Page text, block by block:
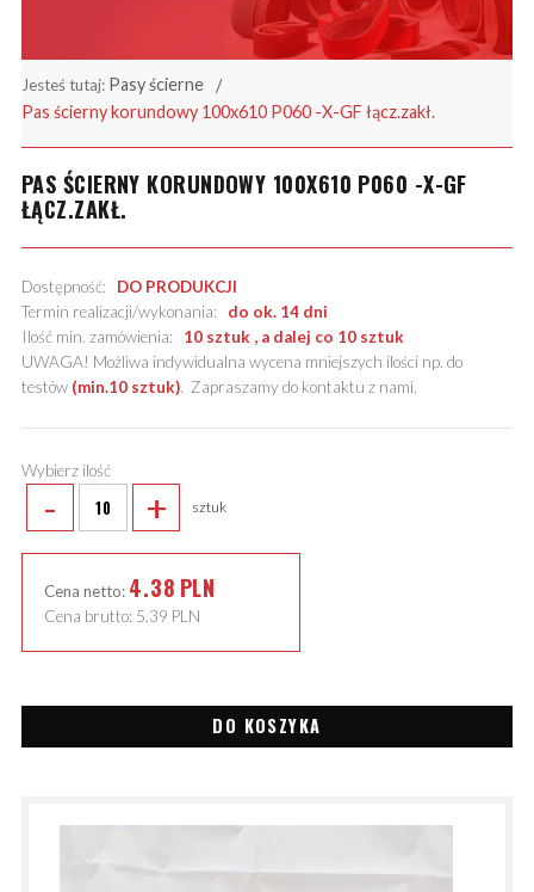
Jesteś tutaj: Pasy ścierne
Pas ścierny korundowy 100x610 P060 -X-GF łącz.zakł.
PAS ŚCIERNY KORUNDOWY 100X610 P060 -X-GF
ŁĄCZ.ZAKŁ.
Dostępność: DO PRODUKCJI
Termin realizacji/wykonania: do ok. 14 dni
Ilość min. zamówienia: 10 sztuk , a dalej co 10 sztuk
UWAGA! Możliwa indywidualna wycena mniejszych ilości np. do
testów (min.10 sztuk). Zapraszamy do kontaktu z nami.
Wybierz ilość
- + sztuk
Cena netto: 4.38 PLN
Cena brutto: 5.39 PLN
DO KOSZYKA